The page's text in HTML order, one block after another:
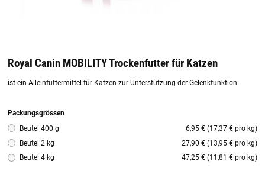
Royal Canin MOBILITY Trockenfutter für Katzen
ist ein Alleinfuttermittel für Katzen zur Unterstützung der Gelenkfunktion.
Packungsgrössen
Beutel 400 g
6,95 € (17,37 € pro kg)
Beutel 2 kg
27,90 € (13,95 € pro kg)
Beutel 4 kg
47,25 € (11,81 € pro kg)